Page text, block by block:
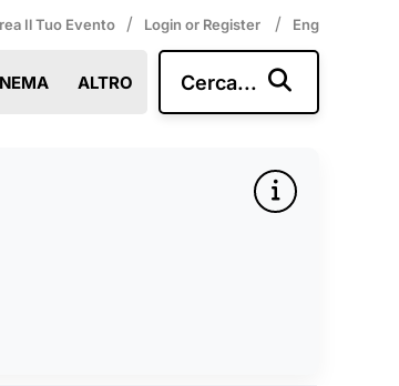
Il Tuo Evento / Login or Register / Eng
ALTRO Cerca...